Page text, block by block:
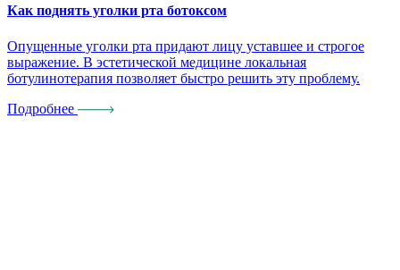
Как поднять уголки рта ботоксом
Опущенные уголки рта придают лицу уставшее и строгое
выражение. В эстетической медицине локальная
ботулинотерапия позволяет быстро решить эту проблему.
Подробнее